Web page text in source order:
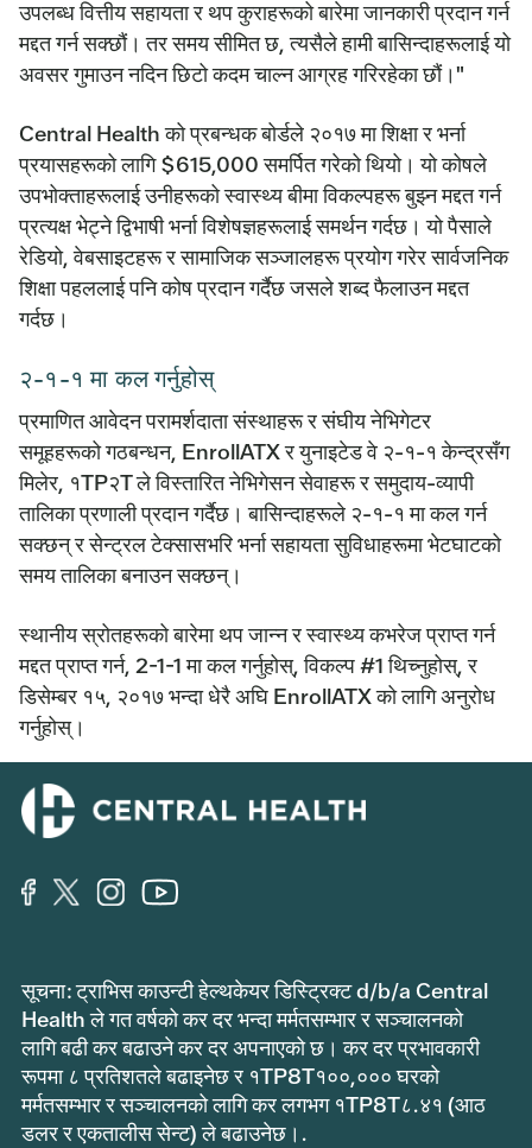
उपलब्ध वित्तीय सहायता र थप कुराहरूको बारेमा जानकारी प्रदान गर्न
मद्दत गर्न सक्छौं। तर समय सीमित छ, त्यसैले हामी बासिन्दाहरूलाई यो
अवसर गुमाउन नदिन छिटो कदम चाल्न आग्रह गरिरहेका छौं।"
Central Health को प्रबन्धक बोर्डले २०१७ मा शिक्षा र भर्ना
प्रयासहरूको लागि $615,000 समर्पित गरेको थियो। यो कोषले
उपभोक्ताहरूलाई उनीहरूको स्वास्थ्य बीमा विकल्पहरू बुझ्न मद्दत गर्न
प्रत्यक्ष भेट्ने द्विभाषी भर्ना विशेषज्ञहरूलाई समर्थन गर्दछ। यो पैसाले
रेडियो, वेबसाइटहरू र सामाजिक सञ्जालहरू प्रयोग गरेर सार्वजनिक
शिक्षा पहललाई पनि कोष प्रदान गर्दैछ जसले शब्द फैलाउन मद्दत
गर्दछ।
२-१-१ मा कल गर्नुहोस्
प्रमाणित आवेदन परामर्शदाता संस्थाहरू र संघीय नेभिगेटर
समूहहरूको गठबन्धन, EnrollATX र युनाइटेड वे २-१-१ केन्द्रसँग
मिलेर, १TP२T ले विस्तारित नेभिगेसन सेवाहरू र समुदाय-व्यापी
तालिका प्रणाली प्रदान गर्दैछ। बासिन्दाहरूले २-१-१ मा कल गर्न
सक्छन् र सेन्ट्रल टेक्सासभरि भर्ना सहायता सुविधाहरूमा भेटघाटको
समय तालिका बनाउन सक्छन्।
स्थानीय स्रोतहरूको बारेमा थप जान्न र स्वास्थ्य कभरेज प्राप्त गर्न
मद्दत प्राप्त गर्न, 2-1-1 मा कल गर्नुहोस्, विकल्प #1 थिच्नुहोस्, र
डिसेम्बर १५, २०१७ भन्दा धेरै अघि EnrollATX को लागि अनुरोध
गर्नुहोस्।
सूचना: ट्राभिस काउन्टी हेल्थकेयर डिस्ट्रिक्ट d/b/a Central
Health ले गत वर्षको कर दर भन्दा मर्मतसम्भार र सञ्चालनको
लागि बढी कर बढाउने कर दर अपनाएको छ। कर दर प्रभावकारी
रूपमा ८ प्रतिशतले बढाइनेछ र १TP8T१००,००० घरको
मर्मतसम्भार र सञ्चालनको लागि कर लगभग १TP8T८.४१ (आठ
डलर र एकतालीस सेन्ट) ले बढाउनेछ।.